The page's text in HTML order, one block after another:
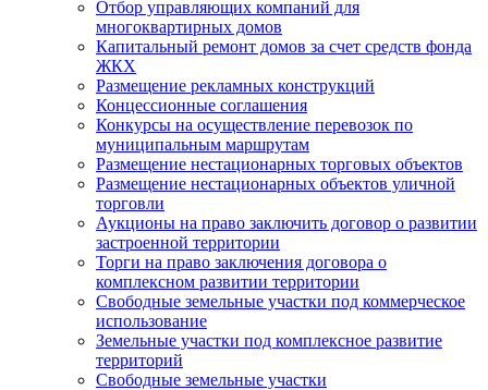
Отбор управляющих компаний для
многоквартирных домов
Капитальный ремонт домов за счет средств фонда
ЖКХ
Размещение рекламных конструкций
Концессионные соглашения
Конкурсы на осуществление перевозок по
муниципальным маршрутам
Размещение нестационарных торговых объектов
Размещение нестационарных объектов уличной
торговли
Аукционы на право заключить договор о развитии
застроенной территории
Торги на право заключения договора о
комплексном развитии территории
Свободные земельные участки под коммерческое
использование
Земельные участки под комплексное развитие
территорий
Свободные земельные участки